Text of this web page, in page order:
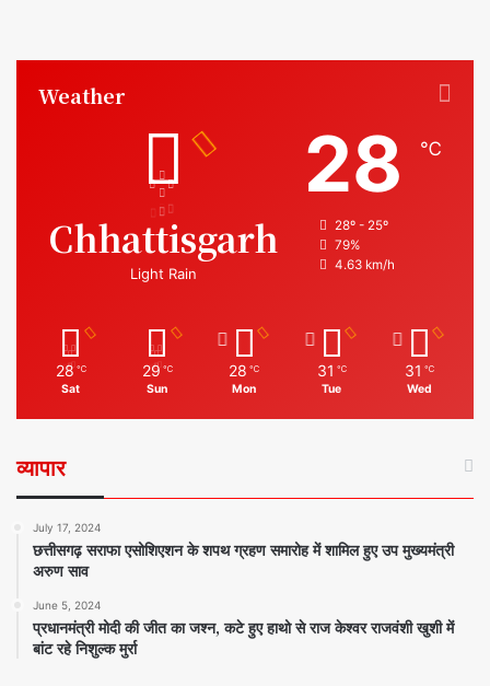
Weather
Chhattisgarh
Light Rain
28 ℃
28º - 25º
79%
4.63 km/h
28 ℃
Sat
29 ℃
Sun
28 ℃
Mon
31 ℃
Tue
31 ℃
Wed
व्यापार
July 17, 2024
छत्तीसगढ़ सराफा एसोशिएशन के शपथ ग्रहण समारोह में शामिल हुए उप मुख्यमंत्री
अरुण साव
June 5, 2024
प्रधानमंत्री मोदी की जीत का जश्न, कटे हुए हाथो से राज केश्वर राजवंशी खुशी में
बांट रहे निशुल्क मुर्रा